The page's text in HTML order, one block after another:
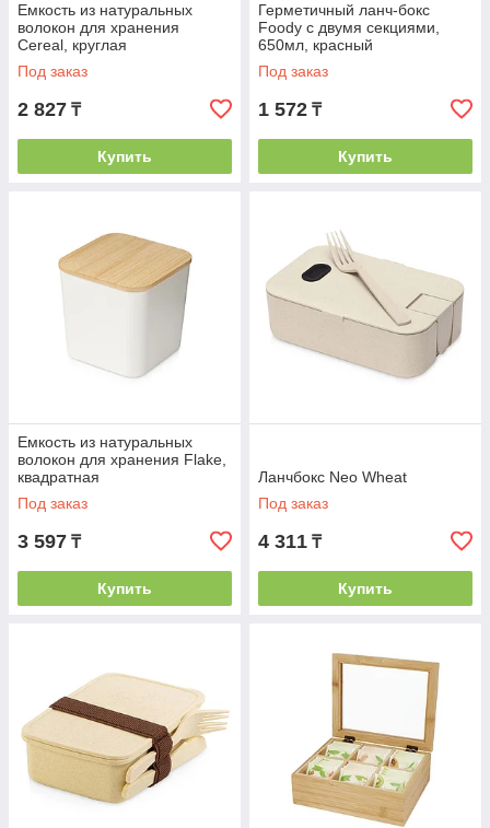
Eмкость из натуральных
волокон для хранения
Cereal, круглая
Под заказ
2 827 ₸
Купить
Герметичный ланч-бокс
Foody с двумя секциями,
650мл, красный
Под заказ
1 572 ₸
Купить
Eмкость из натуральных
волокон для хранения Flake,
квадратная
Под заказ
3 597 ₸
Купить
Ланчбокс Neo Wheat
Под заказ
4 311 ₸
Купить